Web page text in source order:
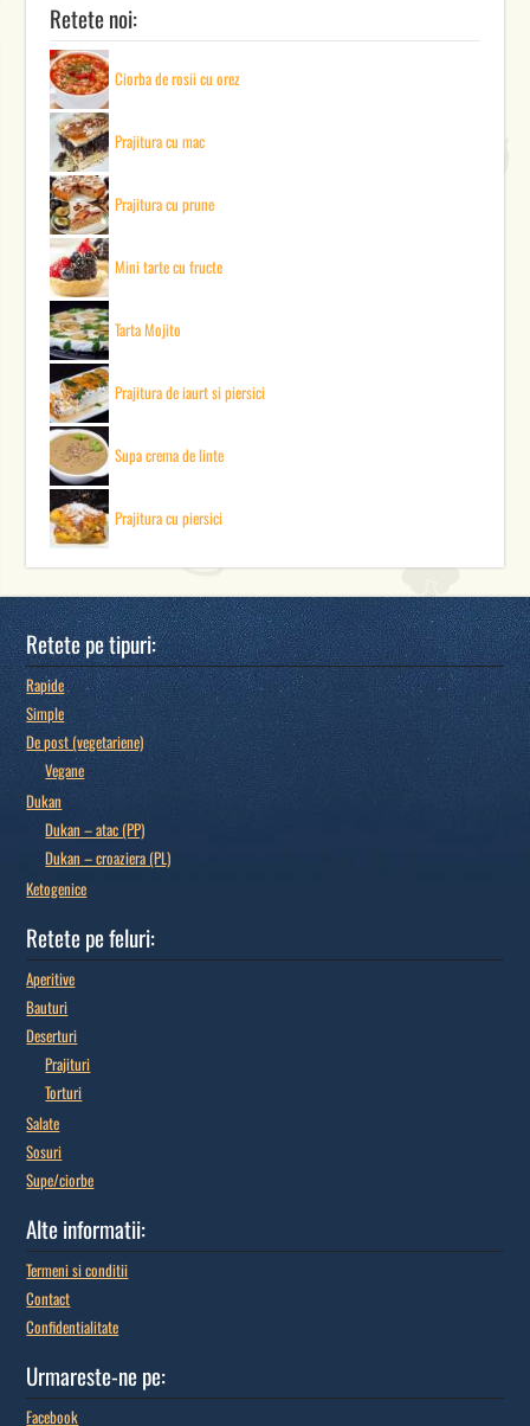
Retete noi:
Ciorba de rosii cu orez
Prajitura cu mac
Prajitura cu prune
Mini tarte cu fructe
Tarta Mojito
Prajitura de iaurt si piersici
Supa crema de linte
Prajitura cu piersici
Retete pe tipuri:
Rapide
Simple
De post (vegetariene)
Vegane
Dukan
Dukan – atac (PP)
Dukan – croaziera (PL)
Ketogenice
Retete pe feluri:
Aperitive
Bauturi
Deserturi
Prajituri
Torturi
Salate
Sosuri
Supe/ciorbe
Alte informatii:
Termeni si conditii
Contact
Confidentialitate
Urmareste-ne pe:
Facebook